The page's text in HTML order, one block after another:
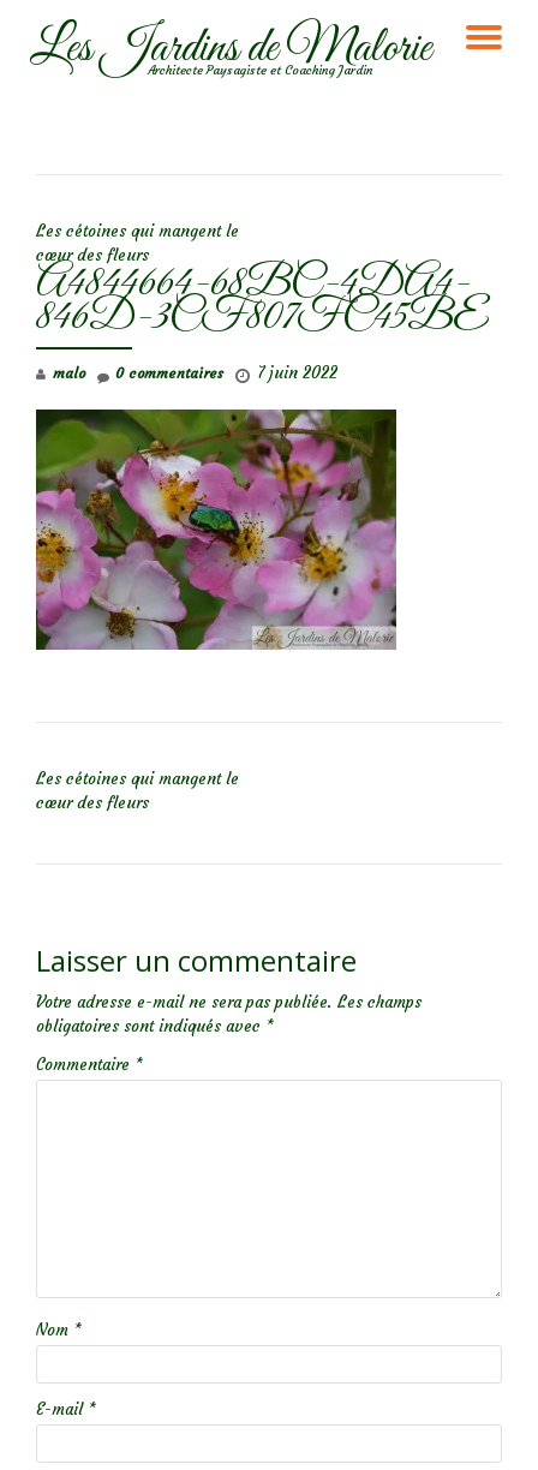
AllerLes Jardins de Malorie
Architecte Paysagiste et Coaching Jardin
Les cétoines qui mangent le
cœur des fleurs
A4844664-68BC-4DA4-
846D-3CF807FC45BE
malo 7 juin 2022
0 commentaires
Les cétoines qui mangent le
cœur des fleurs
Laisser un commentaire
Votre adresse e-mail ne sera pas publiée. Les champs
obligatoires sont indiqués avec *
Commentaire *
Nom *
E-mail *